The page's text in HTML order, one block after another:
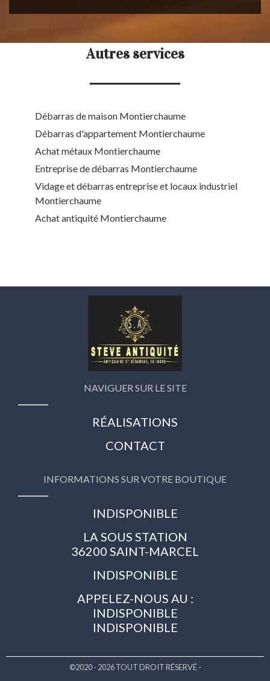
Autres services
Débarras de maison Montierchaume
Débarras d'appartement Montierchaume
Achat métaux Montierchaume
Entreprise de débarras Montierchaume
Vidage et débarras entreprise et locaux industriel
Montierchaume
Achat antiquité Montierchaume
NAVIGUER SUR LE SITE
RÉALISATIONS
CONTACT
INFORMATIONS SUR VOTRE BOUTIQUE
INDISPONIBLE
LA SOUS STATION
36200 SAINT-MARCEL
INDISPONIBLE
APPELEZ-NOUS AU :
INDISPONIBLE
INDISPONIBLE
©2020 - 2026 TOUT DROIT RÉSERVÉ -